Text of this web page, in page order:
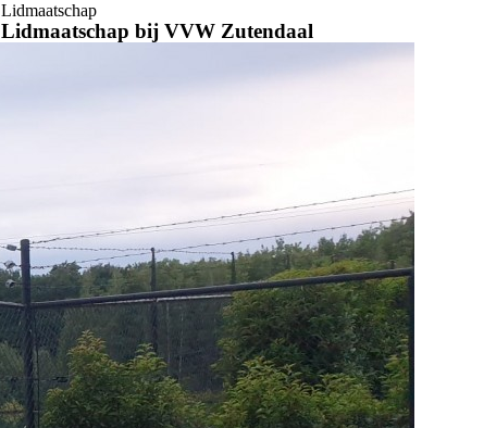
Lidmaatschap
Lidmaatschap bij VVW Zutendaal